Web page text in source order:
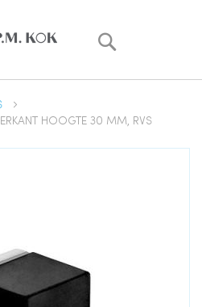
HOOGTE 30 MM, RVS